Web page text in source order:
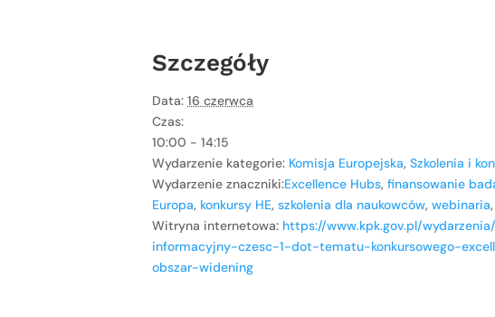
Szczegóły
Data: 16 czerwca
Czas:
10:00 - 14:15
Wydarzenie kategorie: Komisja Europejska, Szkolenia i
Wydarzenie znaczniki:Excellence Hubs, finansowanie
Europa, konkursy HE, szkolenia dla naukowców, webinaria,
Witryna internetowa: https://www.kpk.gov.pl/
informacyjny-czesc-1-dot-tematu-konkursowego-
obszar-widening